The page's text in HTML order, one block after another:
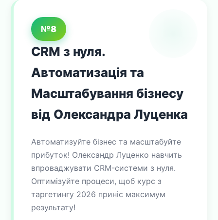
№8
CRM з нуля.
Автоматизація та
Масштабування бізнесу
від Олександра Луценка
Автоматизуйте бізнес та масштабуйте
прибуток! Олександр Луценко навчить
впроваджувати CRM-системи з нуля.
Оптимізуйте процеси, щоб курс з
таргетингу 2026 приніс максимум
результату!